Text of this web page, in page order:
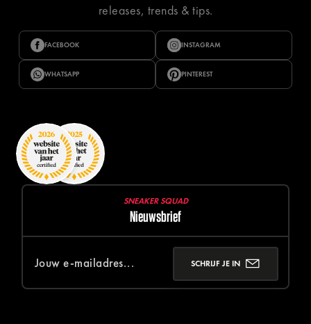
releases, trends & tips.
FACEBOOK INSTAGRAM
WHATSAPP PINTEREST
SNEAKER SQUAD
Nieuwsbrief
SCHRIJF JE IN